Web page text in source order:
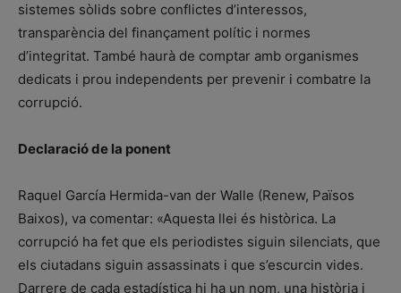
sistemes sòlids sobre conflictes d’interessos,
transparència del finançament polític i normes
d’integritat. També haurà de comptar amb organismes
dedicats i prou independents per prevenir i combatre la
corrupció.
Declaració de la ponent
Raquel García Hermida-van der Walle (Renew, Països
Baixos), va comentar: «Aquesta llei és històrica. La
corrupció ha fet que els periodistes siguin silenciats, que
els ciutadans siguin assassinats i que s’escurcin vides.
Darrere de cada estadística hi ha un nom, una història i